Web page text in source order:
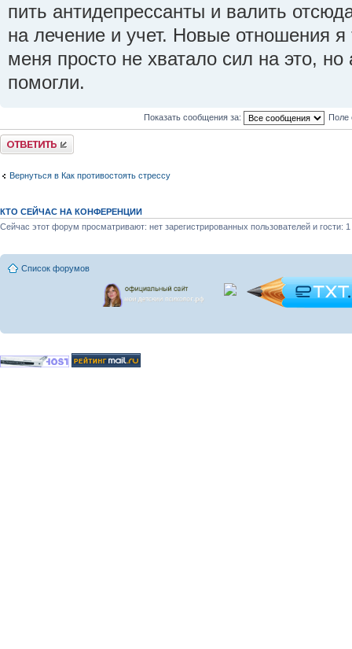
пить антидепрессанты и валить
на лечение и учет. Новые отношения я
меня просто не хватало сил на это, но
помогли.
Показать сообщения за: Поле
Ответить
Вернуться в Как противостоять стрессу
КТО СЕЙЧАС НА КОНФЕРЕНЦИИ
Сейчас этот форум просматривают: нет зарегистрированных пользователей и гости: 1
Список форумов